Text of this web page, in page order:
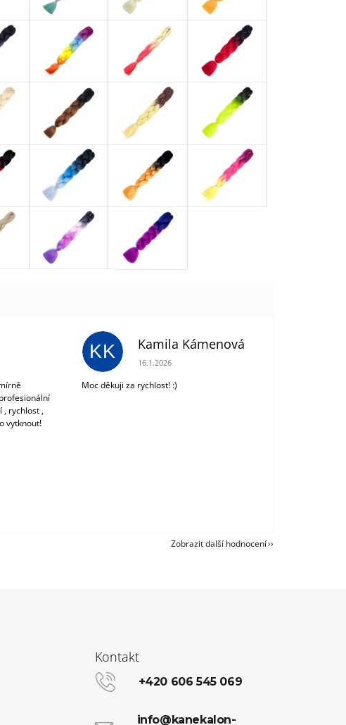
je 5 z 5 hvězdiček.
, rychlost ,
vytknout!
KK Kamila Kámenová
Hodnocení obchodu je 5 z 5 hvězdiček.
16.1.2026
Moc děkuji za rychlost! :)
Zobrazit další hodnocení
Kontakt
+420 606 545 069
info@kanekalon-